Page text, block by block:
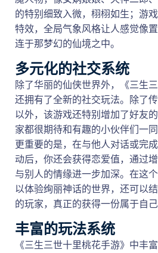
的特别细致入微，栩栩如生；游
特效，全局气象风格让人感觉像
连于那梦幻的仙境之中。
多元化的社交系统
除了华丽的仙侠世界外，《三生
还拥有了全新的社交玩法。除了
以外，该游戏还特别增加了好友
家都很期待和有趣的小伙伴们一
更重要的是，在与他人对话或完
动后，你还会获得恋爱值，通过
与别人的情缘进一步加深。在这
以体验绚丽神话的世界，还可以
的玩家，真正的获得一份属于自己
丰富的玩法系统
《三生三世十里桃花手游》中丰